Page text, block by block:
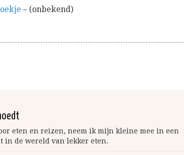
– (onbekend)
eten en reizen, neem ik mijn kleine mee in een
in de wereld van lekker eten.